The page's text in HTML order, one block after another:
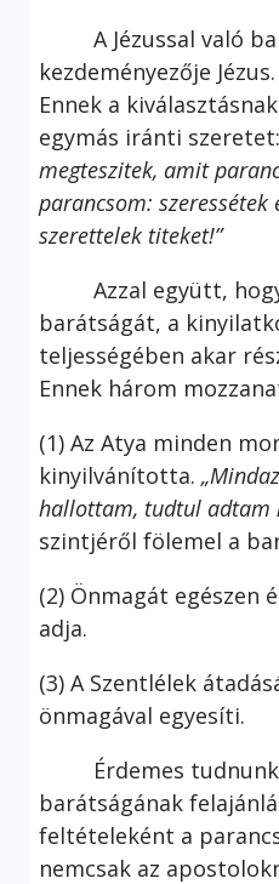
A Jézussal való
kezdeményezője
Ennek a
egymás iránti
megteszitek, amit
parancsom:
szerettelek titeket!”
Azzal együtt, hogy
barátságát, a
teljességében akar
Ennek három
(1) Az Atya minden
kinyilvánította.
hallottam, tudtul adtam
szintjéről fölemel a
(2) Önmagát egészen
adja.
(3) A Szentlélek
önmagával egyesíti.
Érdemes tudnunk,
barátságának
feltételeként a
nemcsak az